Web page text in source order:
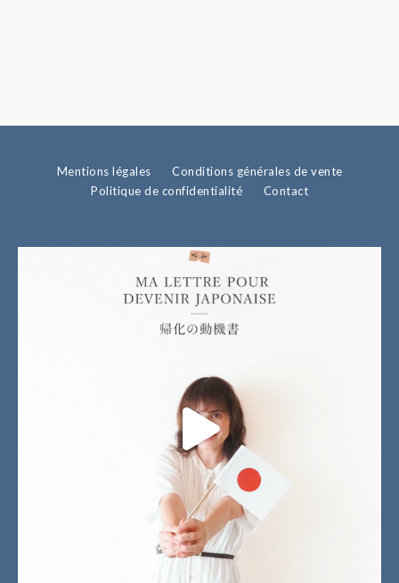
Mentions légales
Conditions générales de vente
Politique de confidentialité
Contact